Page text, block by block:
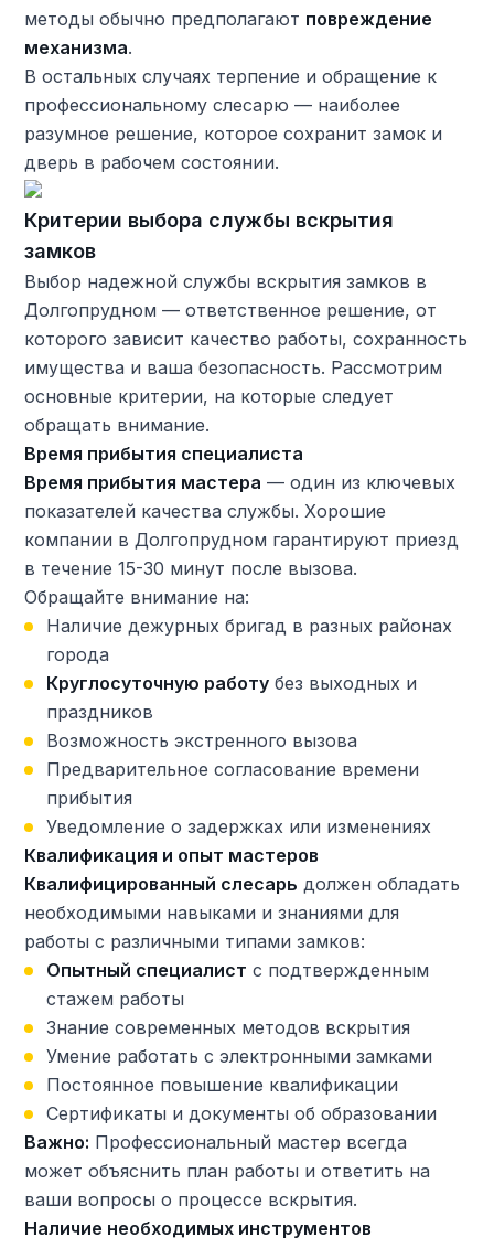
методы обычно предполагают повреждение
механизма.
В остальных случаях терпение и обращение к
профессиональному слесарю — наиболее
разумное решение, которое сохранит замок и
дверь в рабочем состоянии.
Критерии выбора службы вскрытия
замков
Выбор надежной службы вскрытия замков в
Долгопрудном — ответственное решение, от
которого зависит качество работы, сохранность
имущества и ваша безопасность. Рассмотрим
основные критерии, на которые следует
обращать внимание.
Время прибытия специалиста
Время прибытия мастера — один из ключевых
показателей качества службы. Хорошие
компании в Долгопрудном гарантируют приезд
в течение 15-30 минут после вызова.
Обращайте внимание на:
Наличие дежурных бригад в разных районах
города
Круглосуточную работубез выходных и
праздников
Возможность экстренного вызова
Предварительное согласование времени
прибытия
Уведомление о задержках или изменениях
Квалификация и опыт мастеров
Квалифицированный слесарь должен обладать
необходимыми навыками и знаниями для
работы с различными типами замков:
Опытный специалист с подтвержденным
стажем работы
Знание современных методов вскрытия
Умение работать с электронными замками
Постоянное повышение квалификации
Сертификаты и документы об образовании
Важно: Профессиональный мастер всегда
может объяснить план работы и ответить на
ваши вопросы о процессе вскрытия.
Наличие необходимых инструментов